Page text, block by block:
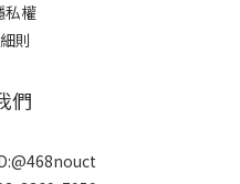
私權
則
們